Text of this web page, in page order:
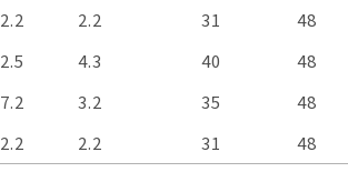
2.2 31 48
4.3 40 48
3.2 35 48
2.2 31 48